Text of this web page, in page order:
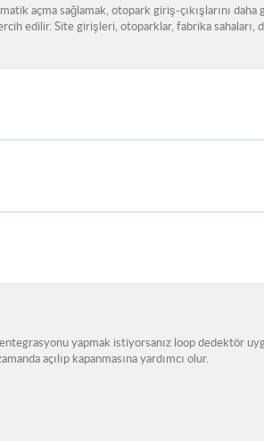
açma sağlamak, otopark giriş-çıkışlarını daha
edilir. Site girişleri, otoparklar, fabrika sahaları,
yapmak istiyorsanız loop dedektör
açılıp kapanmasına yardımcı olur.